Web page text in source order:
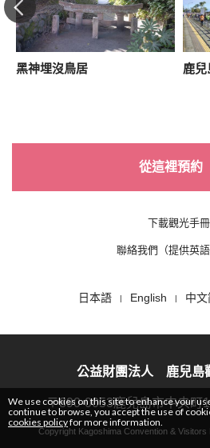
黑神埋沒鳥居 鹿兒
從這裡預約
下載觀光手冊
聯絡我們（提供英語
日本語 English 中
公益財團法人 鹿兒島
〒890-0053鹿兒島市中央町
Copyright Kagoshima Convention & Visitors
We use cookies on this site to enhance your
continue to browse, you accept the use of
cookies policyfor more information.